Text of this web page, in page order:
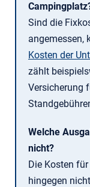
Sind die
angemessen,
Kosten der
zählt
Versicherung
Welche
nicht?
Die Kosten
hingegen